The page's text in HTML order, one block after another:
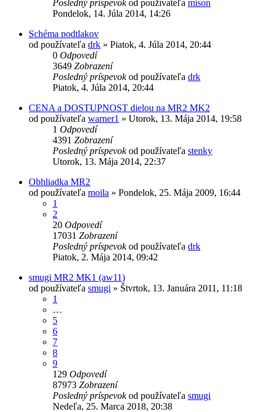
Posledný príspevokod používateľa mison
Pondelok, 14. Júla 2014, 14:26
Schéma podtlakov
od používateľa drk » Piatok, 4. Júla 2014, 20:44
0 Odpovedí
3649 Zobrazení
Posledný príspevokod používateľa drk
Piatok, 4. Júla 2014, 20:44
CENA a DOSTUPNOST dielou na MR2 MK2
od používateľa warner1 » Utorok, 13. Mája 2014, 19:58
1 Odpovedí
4391 Zobrazení
Posledný príspevokod používateľa stenky
Utorok, 13. Mája 2014, 22:37
Obhliadka MR2
od používateľa moila » Pondelok, 25. Mája 2009, 16:44
1
2
20 Odpovedí
17031 Zobrazení
Posledný príspevokod používateľa drk
Piatok, 2. Mája 2014, 09:42
smugi MR2 MK1 (aw11)
od používateľa smugi » Štvrtok, 13. Januára 2011, 11:18
1
…
5
6
7
8
9
129 Odpovedí
87973 Zobrazení
Posledný príspevokod používateľa smugi
Nedeľa, 25. Marca 2018, 20:38